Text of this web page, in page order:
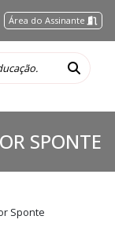
Área do Assinante
SPONTE
Sponte